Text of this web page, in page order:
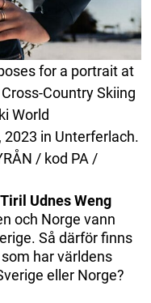
for a portrait at
Country Skiing
World
2023 in Unterferlach.
/ kod PA /
Tiril Udnes Weng
och Norge vann
Så därför finns
har världens
eller Norge?